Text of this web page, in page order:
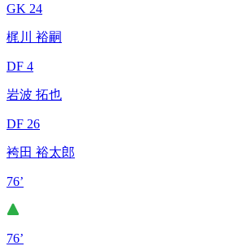
GK 24
梶川 裕嗣
DF 4
岩波 拓也
DF 26
袴田 裕太郎
76’
76’